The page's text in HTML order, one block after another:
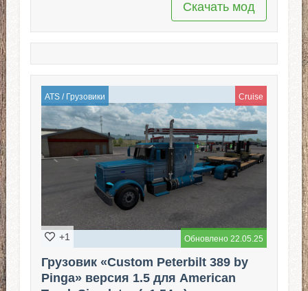
Скачать мод
ATS/ Грузовики Cruise
Обновлено 22.05.25
+1
Грузовик «Custom Peterbilt 389 by
Pinga» версия 1.5 для American